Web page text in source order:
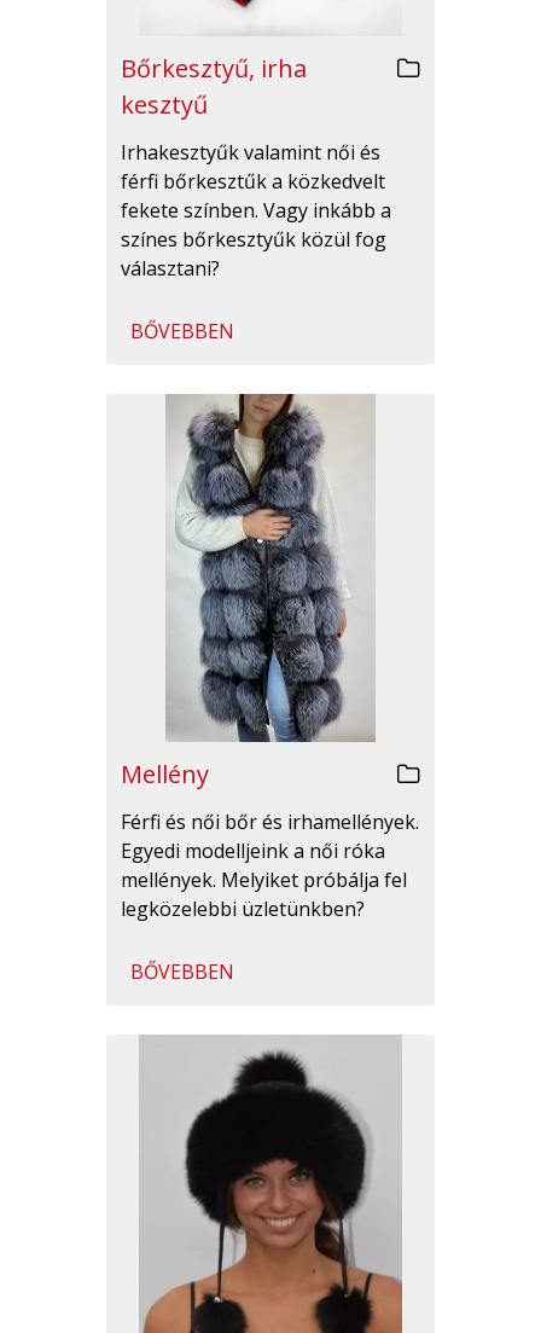
Bőrkesztyű, irha
kesztyű
Irhakesztyűk valamint női és
férfi bőrkesztűk a közkedvelt
fekete színben. Vagy inkább a
színes bőrkesztyűk közül fog
választani?
BŐVEBBEN
Mellény
Férfi és női bőr és irhamellények.
Egyedi modelljeink a női róka
mellények. Melyiket próbálja fel
legközelebbi üzletünkben?
BŐVEBBEN